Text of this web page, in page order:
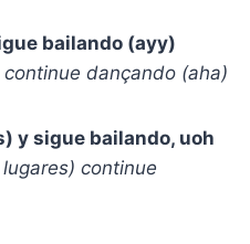
bailando (ayy)
dançando (aha)
y sigue bailando, uoh
continue